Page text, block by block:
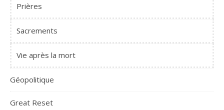
Prières
Sacrements
Vie après la mort
Géopolitique
Great Reset